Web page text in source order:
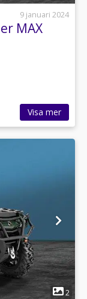
9 januari 2024
MAX
Visa mer
2